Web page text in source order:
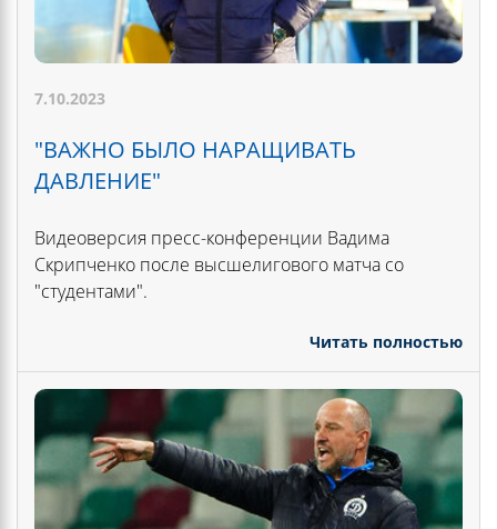
7.10.2023
"ВАЖНО БЫЛО НАРАЩИВАТЬ
ДАВЛЕНИЕ"
Видеоверсия пресс-конференции Вадима
Скрипченко после высшелигового матча со
"студентами".
Читать полностью